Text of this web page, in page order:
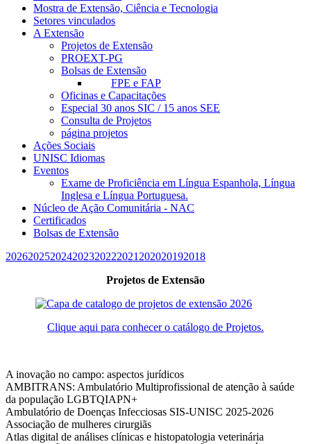
Mostra de Extensão, Ciência e Tecnologia
Setores vinculados
A Extensão
Projetos de Extensão
PROEXT-PG
Bolsas de Extensão
FPE e FAP
Oficinas e Capacitações
Especial 30 anos SIC / 15 anos SEE
Consulta de Projetos
página projetos
Ações Sociais
UNISC Idiomas
Eventos
Exame de Proficiência em Língua Espanhola, Língua
Inglesa e Língua Portuguesa.
Núcleo de Ação Comunitária - NAC
Certificados
Bolsas de Extensão
202620252024202320222021202020192018
Projetos de Extensão
Clique aqui para conhecer o catálogo de Projetos.
A inovação no campo: aspectos jurídicos
AMBITRANS: Ambulatório Multiprofissional de atenção à saúde
da população LGBTQIAPN+
Ambulatório de Doenças Infecciosas SIS-UNISC 2025-2026
Associação de mulheres cirurgiãs
Atlas digital de análises clínicas e histopatologia veterinária